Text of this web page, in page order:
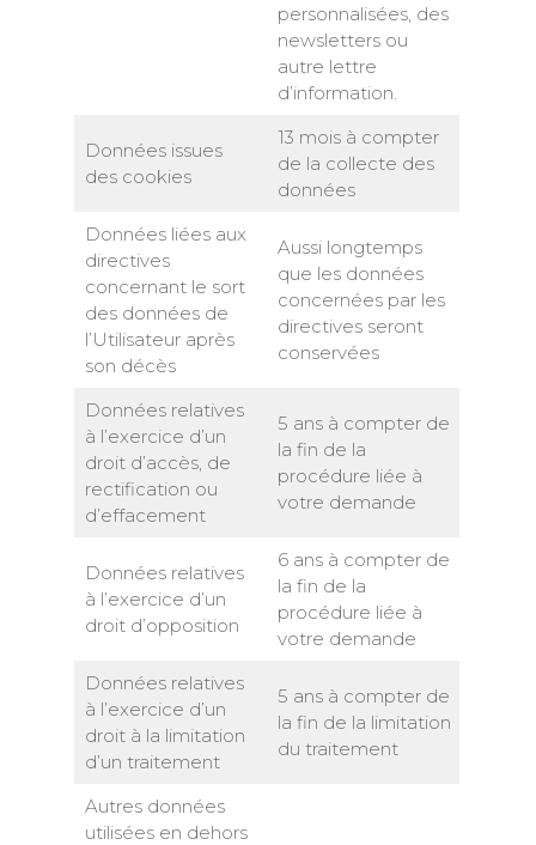
personnalisées, des
newsletters ou
autre lettre
d’information.
Données issues
des cookies
13 mois à compter
de la collecte des
données
Données liées aux
directives
concernant le sort
des données de
l’Utilisateur après
son décès
Aussi longtemps
que les données
concernées par les
directives seront
conservées
Données relatives
à l’exercice d’un
droit d’accès, de
rectification ou
d’effacement
5 ans à compter de
la fin de la
procédure liée à
votre demande
Données relatives
à l’exercice d’un
droit d’opposition
6 ans à compter de
la fin de la
procédure liée à
votre demande
Données relatives
à l’exercice d’un
droit à la limitation
d’un traitement
5 ans à compter de
la fin de la limitation
du traitement
Autres données
utilisées en dehors